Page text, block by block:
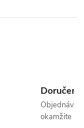
okamžite